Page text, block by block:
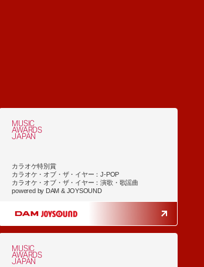
MUSIC
AWARDS
JAPAN
カラオケ特別賞
カラオケ・オブ・ザ・イヤー：J-POP
カラオケ・オブ・ザ・イヤー：演歌・歌謡曲
powered by DAM & JOYSOUND
MUSIC
AWARDS
JAPAN